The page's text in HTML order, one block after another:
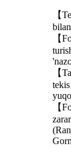
【
【
【
【